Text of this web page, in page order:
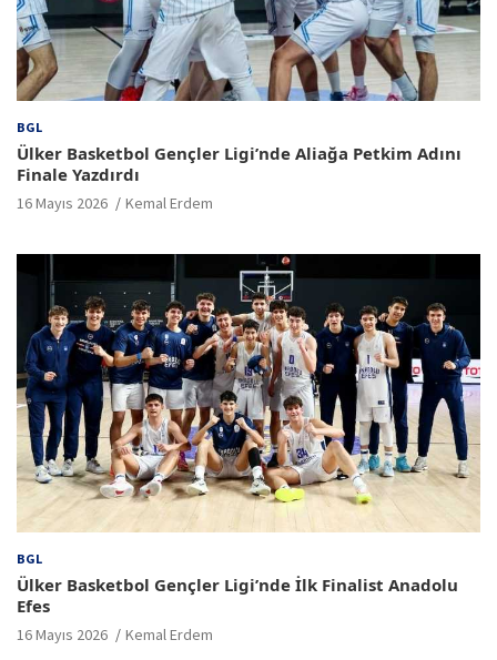
BGL
Ülker Basketbol Gençler Ligi’nde Aliağa Petkim Adını
Finale Yazdırdı
16 Mayıs 2026 Kemal Erdem
BGL
Ülker Basketbol Gençler Ligi’nde İlk Finalist Anadolu
Efes
16 Mayıs 2026 Kemal Erdem